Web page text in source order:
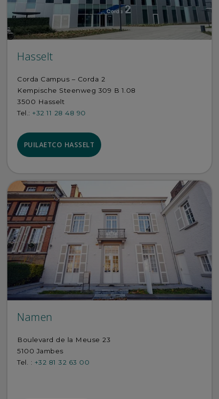
Hasselt
Corda Campus – Corda 2
Kempische Steenweg 309 B 1.08
3500 Hasselt
Tel.: +32 11 28 48 90
PUILAETCO HASSELT
Namen
Boulevard de la Meuse 23
5100 Jambes
Tel. : +32 81 32 63 00